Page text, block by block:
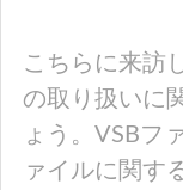
こちらに来訪
の取り扱いに
ょう。VSBフ
ァイルに関す